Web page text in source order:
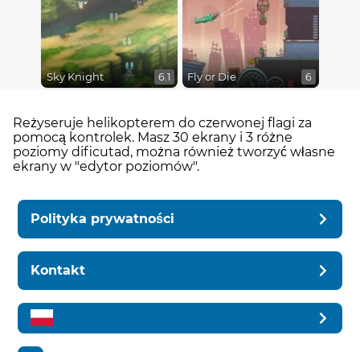
Sky Knight 6.1 Fly or Die 6
Reżyseruje helikopterem do czerwonej flagi za
pomocą kontrolek. Masz 30 ekrany i 3 różne
poziomy dificutad, można również tworzyć własne
ekrany w "edytor poziomów".
Polityka prywatności
Kontakt